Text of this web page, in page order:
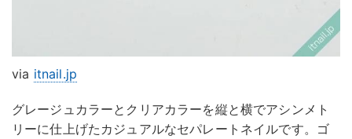
via itnail.jp
グレージュカラーとクリアカラーを縦と横でアシンメト
リーに仕上げたカジュアルなセパレートネイルです。ゴ